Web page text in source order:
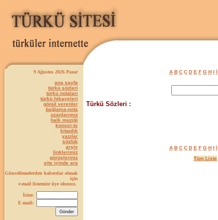
9 Ağustos 2026 Pazar
ana sayfa
türkü sözleri
türkü notaları
türkü hikayeleri
gönül verenler
bağlama-nota
ozanlarımız
halk müziği
konser-tv
kitaplık
yazılar
sözlük
arşiv
linklerimiz
görüşleriniz
site içinde ara
Güncellemelerden haberdar olmak
için
e-mail listemize üye olunuz.
İsim:
E-mail:
A B C Ç D E F G H I İ
Türkü Sözleri :
A B C Ç D E F G H I İ
Tüm Liste